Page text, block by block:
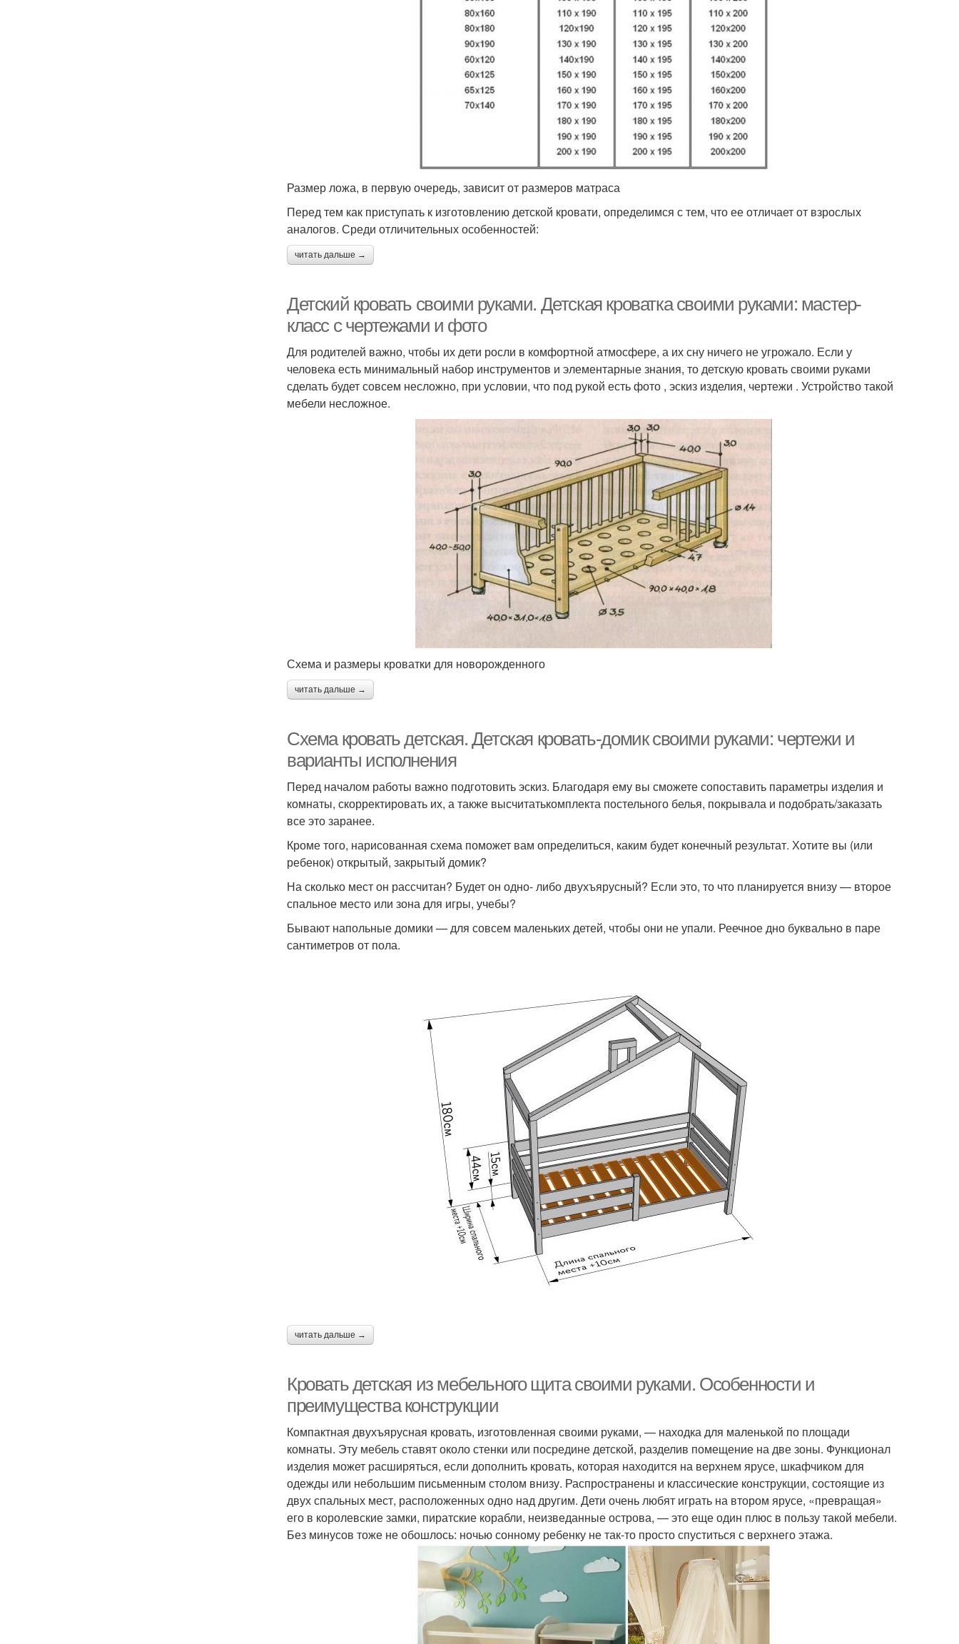
Размер ложа, в первую очередь, зависит от размеров матраса
Перед тем как приступать к изготовлению детской кровати, определимся с тем, что ее отличает от взрослых
аналогов. Среди отличительных особенностей:
читать дальше →
Детский кровать своими руками. Детская кроватка своими руками: мастер-
класс с чертежами и фото
Для родителей важно, чтобы их дети росли в комфортной атмосфере, а их сну ничего не угрожало. Если у
человека есть минимальный набор инструментов и элементарные знания, то детскую кровать своими руками
сделать будет совсем несложно, при условии, что под рукой есть фото , эскиз изделия, чертежи . Устройство такой
мебели несложное.
Схема и размеры кроватки для новорожденного
читать дальше →
Схема кровать детская. Детская кровать-домик своими руками: чертежи и
варианты исполнения
Перед началом работы важно подготовить эскиз. Благодаря ему вы сможете сопоставить параметры изделия и
комнаты, скорректировать их, а также высчитатькомплекта постельного белья, покрывала и подобрать/заказать
все это заранее.
Кроме того, нарисованная схема поможет вам определиться, каким будет конечный результат. Хотите вы (или
ребенок) открытый, закрытый домик?
На сколько мест он рассчитан? Будет он одно- либо двухъярусный? Если это, то что планируется внизу — второе
спальное место или зона для игры, учебы?
Бывают напольные домики — для совсем маленьких детей, чтобы они не упали. Реечное дно буквально в паре
сантиметров от пола.
читать дальше →
Кровать детская из мебельного щита своими руками. Особенности и
преимущества конструкции
Компактная двухъярусная кровать, изготовленная своими руками, — находка для маленькой по площади
комнаты. Эту мебель ставят около стенки или посредине детской, разделив помещение на две зоны. Функционал
изделия может расширяться, если дополнить кровать, которая находится на верхнем ярусе, шкафчиком для
одежды или небольшим письменным столом внизу. Распространены и классические конструкции, состоящие из
двух спальных мест, расположенных одно над другим. Дети очень любят играть на втором ярусе, «превращая»
его в королевские замки, пиратские корабли, неизведанные острова, — это еще один плюс в пользу такой мебели.
Без минусов тоже не обошлось: ночью сонному ребенку не так-то просто спуститься с верхнего этажа.